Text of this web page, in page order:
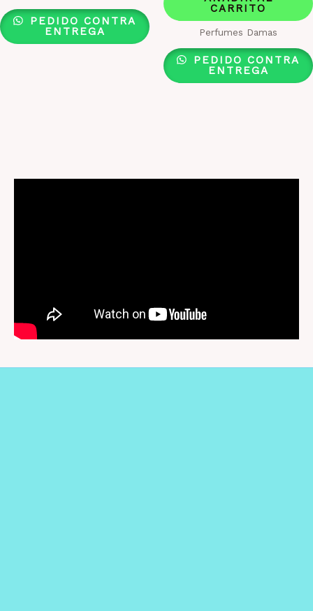
PEDIDO CONTRA
ENTREGA
CARRITO
Perfumes Damas
PEDIDO CONTRA
ENTREGA